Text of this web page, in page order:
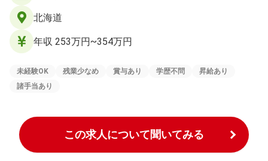
北海道
年収 253万円~354万円
未経験OK 残業少なめ 賞与あり 学歴不問
昇給あり
諸手当あり
この求人について聞いてみる